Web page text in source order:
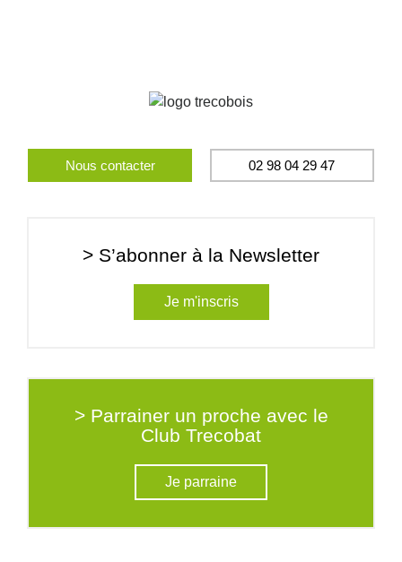
Nous contacter 02 98 04 29 47
> S’abonner à la Newsletter
Je m'inscris
> Parrainer un proche avec le
Club Trecobat
Je parraine